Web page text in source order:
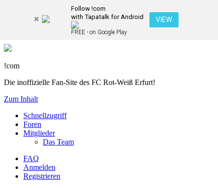
Follow !com
with Tapatalk for Android
FREE - on Google Play
VIEW
!com
Die inoffizielle Fan-Site des FC Rot-Weiß Erfurt!
Zum Inhalt
Schnellzugriff
Foren
Mitglieder
Das Team
FAQ
Anmelden
Registrieren